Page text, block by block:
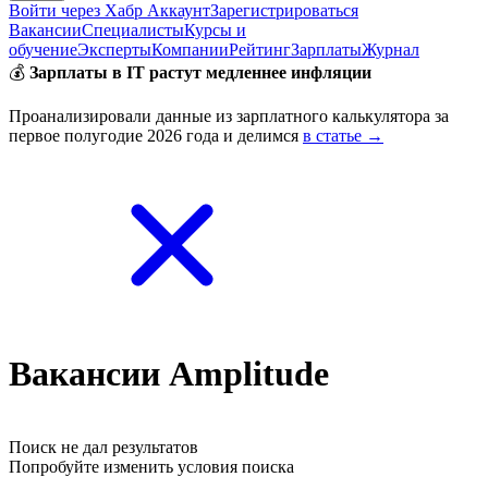
Войти через Хабр АккаунтЗарегистрироваться
ВакансииСпециалистыКурсы и
обучениеЭкспертыКомпанииРейтингЗарплатыЖурнал
💰 Зарплаты в IT растут медленнее инфляции
Проанализировали данные из зарплатного калькулятора за
первое полугодие 2026 года и делимся в статье →
Вакансии Amplitude
Поиск не дал результатов
Попробуйте изменить условия поиска